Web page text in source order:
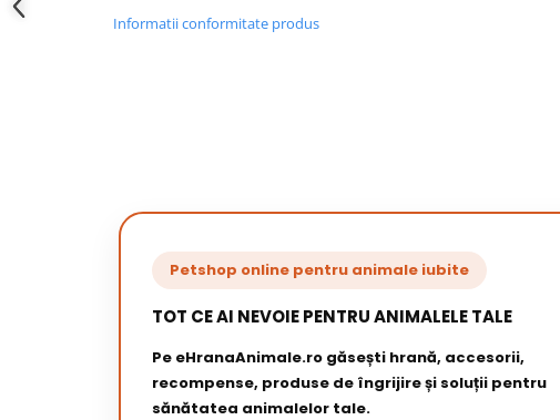
Informatii conformitate produs
Petshop online pentru animale iubite
TOT CE AI NEVOIE PENTRU ANIMALELE TALE
Pe eHranaAnimale.ro găsești hrană, accesorii,
recompense, produse de îngrijire și soluții pentru
sănătatea animalelor tale.